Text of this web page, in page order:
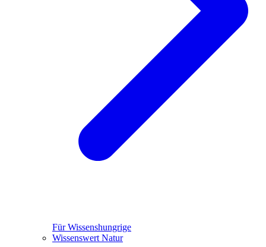
Für Wissenshungrige
Wissenswert Natur